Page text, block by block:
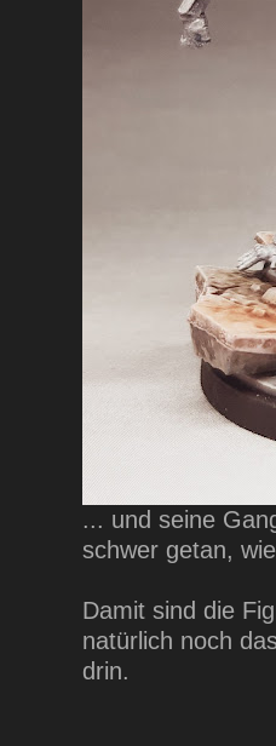
... und seine
schwer getan,
Damit sind die
natürlich noch
drin.